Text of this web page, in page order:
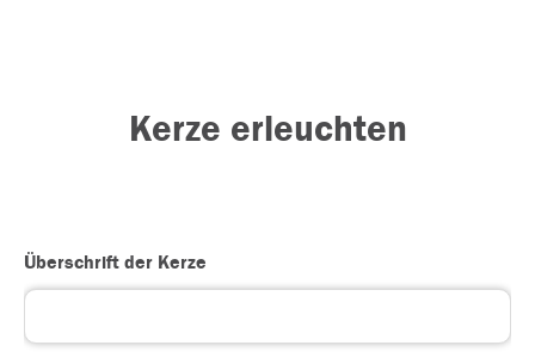
Kerze erleuchten
Überschrift der Kerze